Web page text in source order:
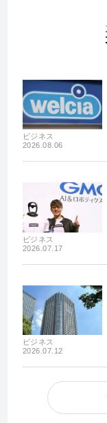
ビジネス
2026.08.06
ビジネス
2026.07.17
ビジネス
2026.07.12